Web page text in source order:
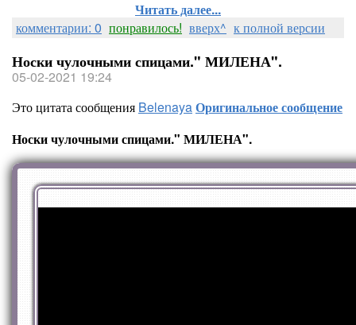
Читать далее...
комментарии: 0 понравилось! вверх^ к полной версии
Носки чулочными спицами." МИЛЕНА".
05-02-2021 19:24
Это цитата сообщения BelenayaОригинальное сообщение
Носки чулочными спицами." МИЛЕНА".